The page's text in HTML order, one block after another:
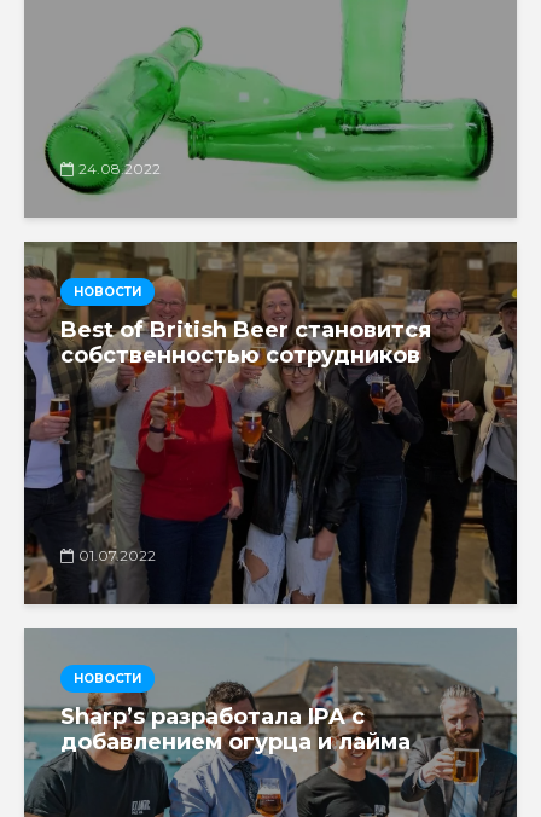
24.08.2022
НОВОСТИ
Best of British Beer становится
собственностью сотрудников
01.07.2022
НОВОСТИ
Sharp’s разработала IPA с
добавлением огурца и лайма